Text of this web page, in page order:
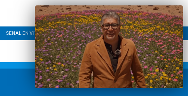
SEÑAL EN VIVO CONTACTO LÍNEA EDITORIAL